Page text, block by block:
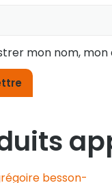
mon nom,